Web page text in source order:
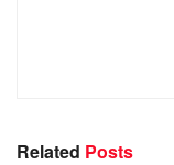
Related Posts